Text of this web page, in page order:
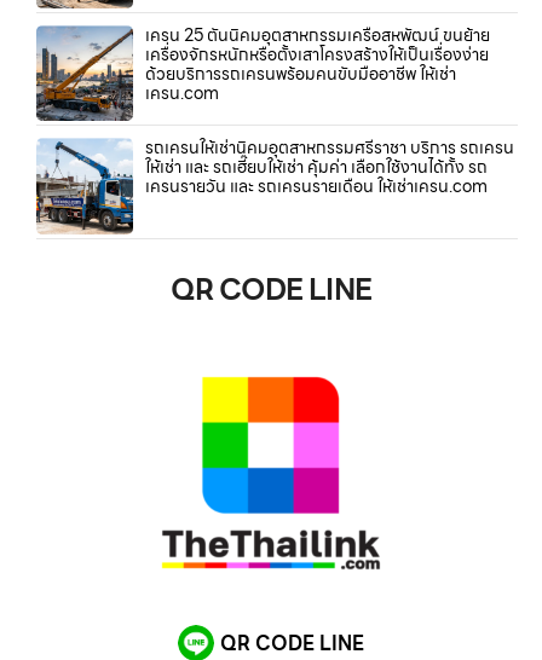
เครน 25 ตันนิคมอุตสาหกรรมเครือสหพัฒน์ ขนย้าย
เครื่องจักรหนักหรือตั้งเสาโครงสร้างให้เป็นเรื่องง่าย
ด้วยบริการรถเครนพร้อมคนขับมืออาชีพ ให้เช่า
เครน.com
รถเครนให้เช่านิคมอุตสาหกรรมศรีราชา บริการ รถเครน
ให้เช่า และ รถเฮี๊ยบให้เช่า คุ้มค่า เลือกใช้งานได้ทั้ง รถ
เครนรายวัน และ รถเครนรายเดือน ให้เช่าเครน.com
QR CODE LINE
QR CODE LINE